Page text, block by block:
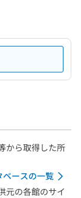
から取得した所
ースの一覧
元の各館のサイ